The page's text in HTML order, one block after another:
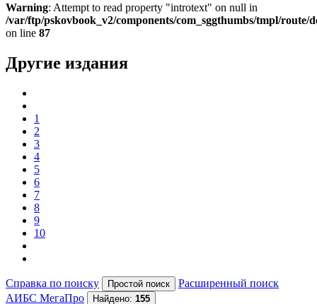
Warning: Attempt to read property "introtext" on null in
/var/ftp/pskovbook_v2/components/com_sggthumbs/tmpl/route/
on line 87
Другие издания
1
2
3
4
5
6
7
8
9
10
Справка по поиску
Расширенный поиск
АИБС МегаПро
Найдено: 155